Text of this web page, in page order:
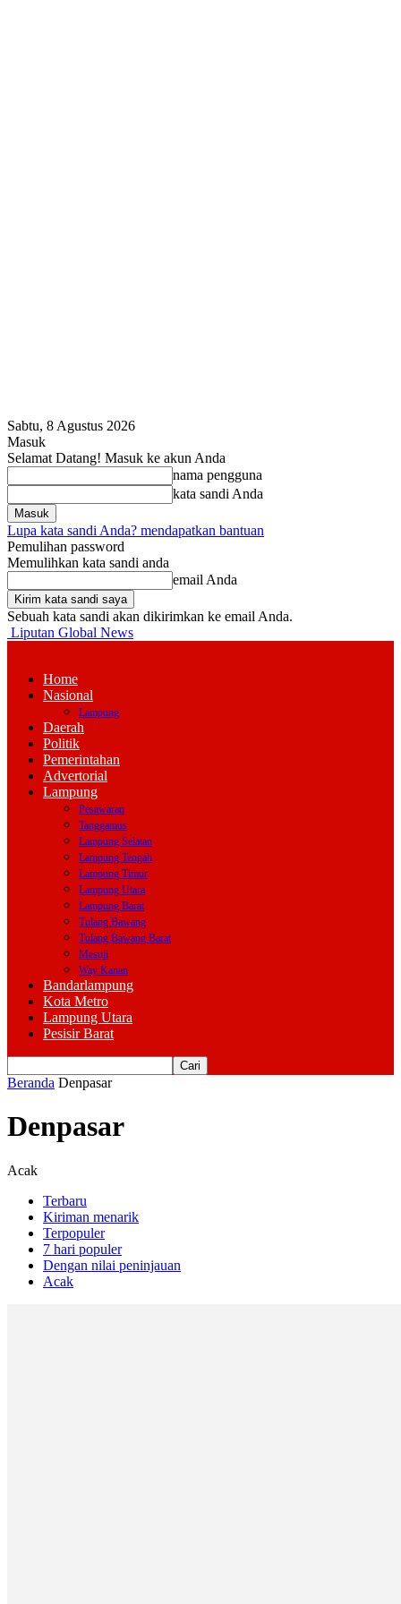
Sabtu, 8 Agustus 2026
Masuk
Selamat Datang! Masuk ke akun Anda
nama pengguna
kata sandi Anda
Lupa kata sandi Anda? mendapatkan bantuan
Pemulihan password
Memulihkan kata sandi anda
email Anda
Sebuah kata sandi akan dikirimkan ke email Anda.
Liputan Global News
Home
Nasional
Lampung
Daerah
Politik
Pemerintahan
Advertorial
Lampung
Pesawaran
Tanggamus
Lampung Selatan
Lampung Tengah
Lampung Timur
Lampung Utara
Lampung Barat
Tulang Bawang
Tulang Bawang Barat
Mesuji
Way Kanan
Bandarlampung
Kota Metro
Lampung Utara
Pesisir Barat
Beranda Denpasar
Denpasar
Acak
Terbaru
Kiriman menarik
Terpopuler
7 hari populer
Dengan nilai peninjauan
Acak